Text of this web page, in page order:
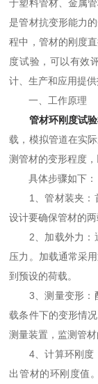
于塑料管材、金属
是管材抗变形能力
程中，管材的刚度
度试验，可以有效
计、生产和应用提供
一、工作原理
管材环刚度试
载，模拟管道在实
测管材的变形程度，
具体步骤如下：
1、管材装夹：首
设计要确保管材的
2、加载外力：通
压力。加载通常采
到预设的荷载。
3、测量变形：配
载条件下的变形情
测量装置，监测管材
4、计算环刚度：
出管材的环刚度值